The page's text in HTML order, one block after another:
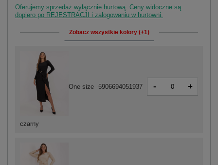
Oferujemy sprzedaż wyłącznie hurtową. Ceny widoczne są
dopiero po REJESTRACJI i zalogowaniu w hurtowni.
Zobacz wszystkie kolory (+1)
czarny
One size 5906694051937 - +